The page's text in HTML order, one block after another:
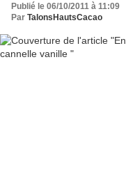
Publié le 06/10/2011 à 11:09
Par TalonsHautsCacao